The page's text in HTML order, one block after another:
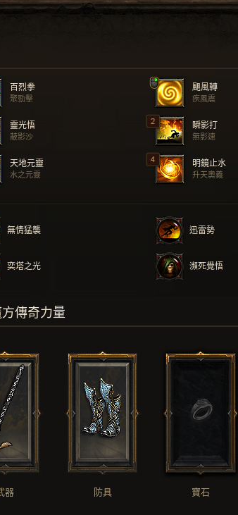
百烈拳
聚勁擊
颶風轉
疾風震
靈光悟
蔽影沙
瞬影打
無影速
天地元靈
水之元靈
明鏡止水
升天奧義
無情猛襲 迅雷勢
奕塔之光 瀕死覺悟
傳奇力量
器 防具 寶石